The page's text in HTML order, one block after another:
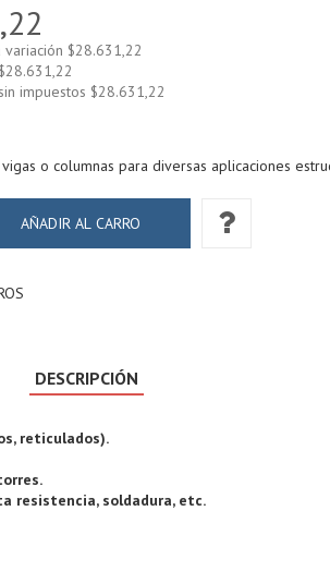
$28.631,22
$28.631,22
impuestos $28.631,22
o columnas para diversas aplicaciones
DESCRIPCIÓN
reticulados).
resistencia, soldadura, etc.